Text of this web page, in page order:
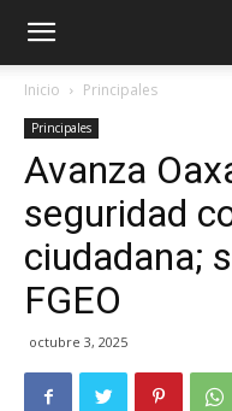
Inicio Principales
Principales
Avanza
seguridad
ciudadana;
FGEO
octubre 3, 2025